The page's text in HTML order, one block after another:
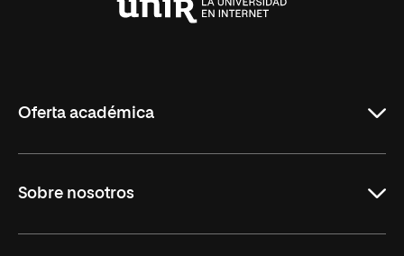
Oferta académica
Licenciaturas en línea
Sobre nosotros